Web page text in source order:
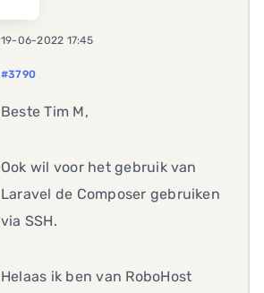
19-06-2022 17:45
#3790
Beste Tim M,
Ook wil voor het gebruik van
Laravel de Composer gebruiken
via SSH.
Helaas ik ben van RoboHost